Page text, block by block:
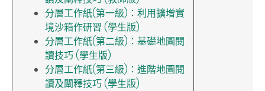
分層工作紙(第一級)：利用擴增實
境沙箱作研習 (學生版)
分層工作紙(第二級)：基礎地圖閱
讀技巧 (學生版)
分層工作紙(第三級)：進階地圖閱
讀及闡釋技巧 (學生版)